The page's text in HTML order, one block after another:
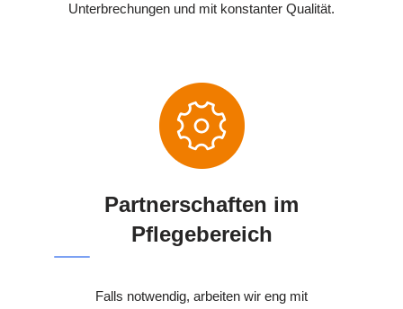
Unterbrechungen und mit konstanter Qualität.
Partnerschaften im
Pflegebereich
Falls notwendig, arbeiten wir eng mit